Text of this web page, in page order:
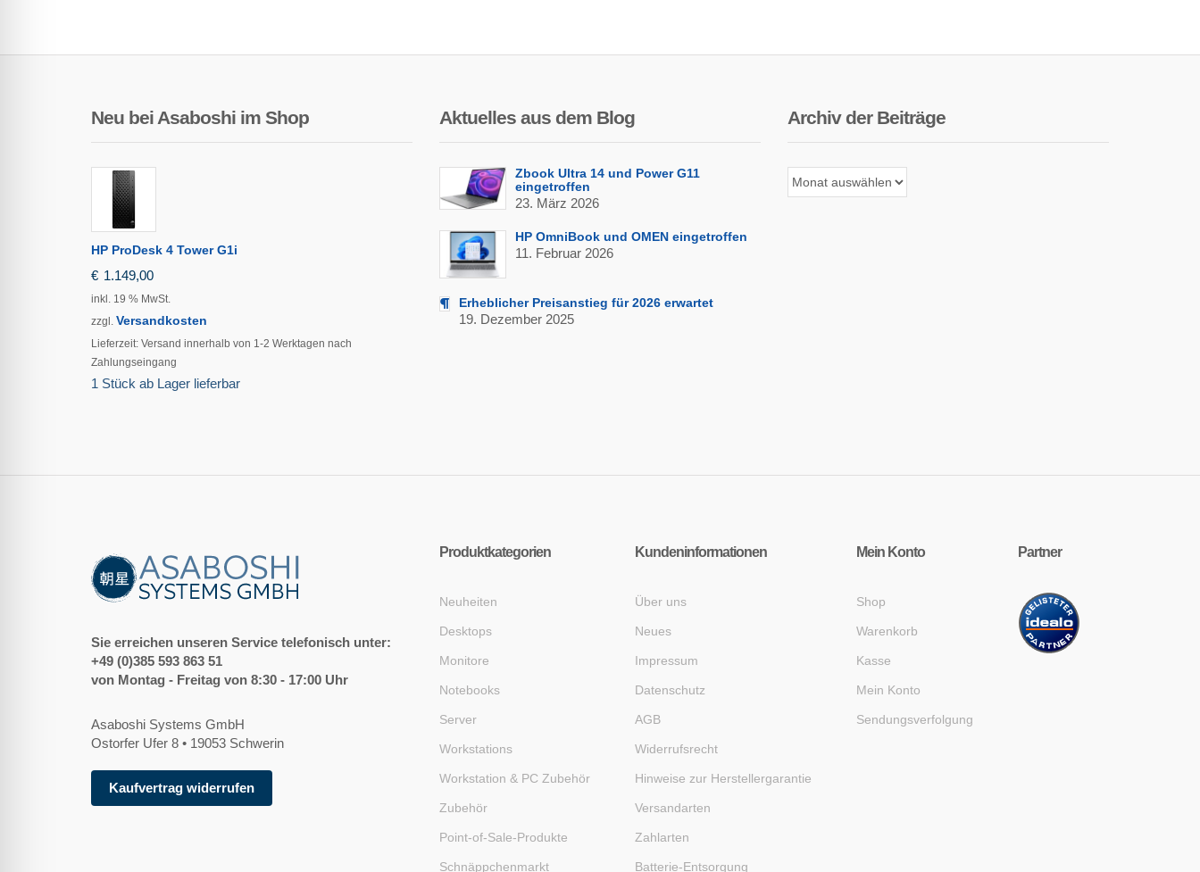
Neu bei Asaboshi im Shop
HP ProDesk 4 Tower G1i
€ 1.149,00
inkl. 19 % MwSt.
zzgl. Versandkosten
Lieferzeit: Versand innerhalb von 1-2 Werktagen nach
Zahlungseingang
1 Stück ab Lager lieferbar
Aktuelles aus dem Blog
Zbook Ultra 14 und Power G11
eingetroffen
23. März 2026
HP OmniBook und OMEN eingetroffen
11. Februar 2026
Erheblicher Preisanstieg für 2026 erwartet
19. Dezember 2025
Archiv der Beiträge
Archiv
der
Sie erreichen unseren Service telefonisch unter:
+49 (0)385 593 863 51
von Montag - Freitag von 8:30 - 17:00 Uhr
Asaboshi Systems GmbH
Ostorfer Ufer 8 • 19053 Schwerin
Kaufvertrag widerrufen
Produktkategorien
Neuheiten
Desktops
Monitore
Notebooks
Server
Workstations
Workstation & PC Zubehör
Zubehör
Point-of-Sale-Produkte
Schnäppchenmarkt
Kundeninformationen
Über uns
Neues
Impressum
Datenschutz
AGB
Widerrufsrecht
Hinweise zur Herstellergarantie
Versandarten
Zahlarten
Batterie-Entsorgung
Mein Konto
Shop
Warenkorb
Kasse
Mein Konto
Sendungsverfolgung
Partner